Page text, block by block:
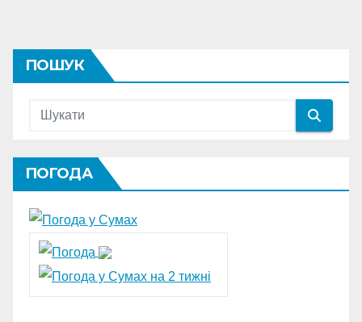
ПОШУК
ПОГОДА